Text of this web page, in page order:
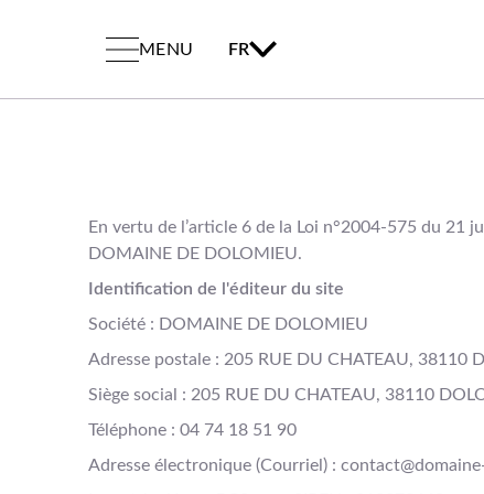
MENU FR
En vertu de l’article 6 de la Loi n°2004-575 du 21
DOMAINE DE DOLOMIEU.
Identification de l'éditeur du site
Société : DOMAINE DE DOLOMIEU
Adresse postale : 205 RUE DU CHATEAU, 38110
Siège social : 205 RUE DU CHATEAU, 38110
Téléphone : 04 74 18 51 90
Adresse électronique (Courriel) :